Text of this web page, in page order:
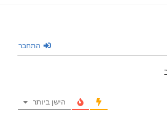
התחבר
הישן ביותר